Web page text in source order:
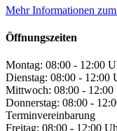
Mehr Informationen
Öffnungszeiten
Montag: 08:00 - 12:00
Dienstag: 08:00 - 12:00
Mittwoch: 08:00 - 12:00
Donnerstag: 08:00 -
Terminvereinbarung
Freitag: 08:00 - 12:00